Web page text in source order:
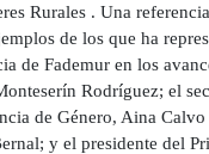
Rurales . Una
de los que ha
de Fademur en los
Rodríguez; el
de Género, Aina Calvo
y el presidente del